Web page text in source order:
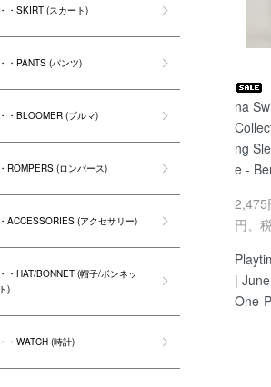
na
ng
e -
2,475
円、
|
One-
・・SKIRT (スカート)
・・PANTS (パンツ)
・・BLOOMER (ブルマ)
・ROMPERS (ロンパース)
・ACCESSORIES (アクセサリー)
・・HAT/BONNET (帽子/ボンネッ
ト)
・・WATCH (時計)